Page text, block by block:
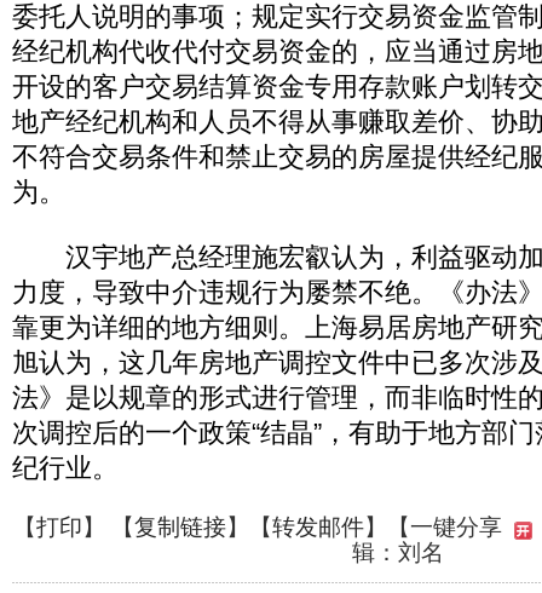
委托人说明的事项；规定实行交易资金监管
经纪机构代收代付交易资金的，应当通过房
开设的客户交易结算资金专用存款账户划转
地产经纪机构和人员不得从事赚取差价、协
不符合交易条件和禁止交易的房屋提供经纪
为。
汉宇地产总经理施宏叡认为，利益驱动
力度，导致中介违规行为屡禁不绝。《办法
靠更为详细的地方细则。上海易居房地产研
旭认为，这几年房地产调控文件中已多次涉
法》是以规章的形式进行管理，而非临时性
次调控后的一个政策“结晶”，有助于地方部
纪行业。
【打印】 【复制链接】【转发邮件】
【一键分享
辑：刘名